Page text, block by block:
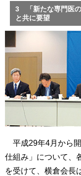
3 「新たな専門医の
と共に要望
平成29年4月から
仕組み」について、
を受けて、横倉会長